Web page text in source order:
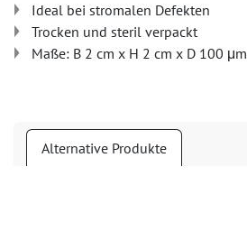
Ideal bei stromalen Defekten
Trocken und steril verpackt
Maße: B 2 cm x H 2 cm x D 100 μm
Alternative Produkte